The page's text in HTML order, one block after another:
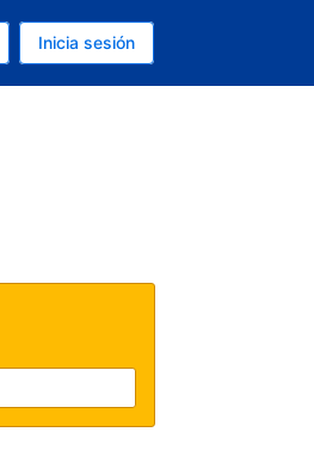
Inicia sesión